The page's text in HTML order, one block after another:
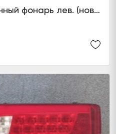
Задний комбинированный фонарь лев. (новейший образец)